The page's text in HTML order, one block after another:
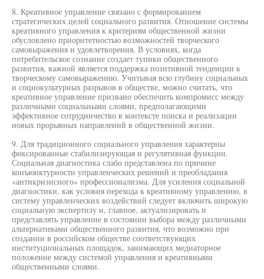
8. Креативное управление связано с формированием
стратегических целей социального развития. Отношение системы
креативного управления к критериям общественной жизни
обусловлено приоритетностью возможностей творческого
самовыражения и удовлетворения. В условиях, когда
потребительское сознание создает тупики общественного
развития, важной является поддержка позитивной тенденции к
творческому самовыражению. Учитывая всю глубину социальных
и социокультурных разрывов в обществе, можно считать, что
креативное управление призвано обеспечить компромисс между
различными социальными слоями, предполагающими
эффективное сотрудничество в контексте поиска и реализации
новых прорывных направлений в общественной жизни.
9. Для традиционного социального управления характерны
фиксированные стабилизирующая и регулятивная функции.
Социальная диагностика слабо представлена по причине
конъюнктурности управленческих решений и преобладания
«антикризисного» профессионализма. Для усиления социальной
диагностики, как условия перехода к креативному управлению, в
систему управленческих воздействий следует включить широкую
социальную экспертизу и, главное, актуализировать и
представлять управление в состоянии выбора между различными
альтернативами общественного развития, что возможно при
создании в российском обществе соответствующих
институциональных площадок, занимающих медиаторное
положение между системой управления и креативными
общественными слоями.